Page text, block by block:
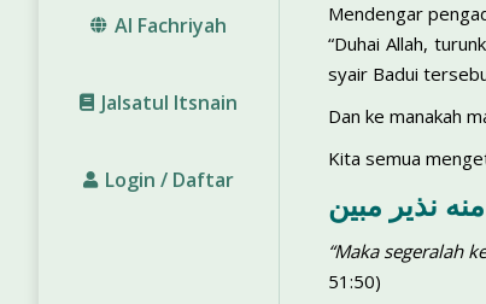
Al Fachriyah
Jalsatul Itsnain
Login / Daftar
Mendengar
“Duhai Allah,
syair Badui
Dan ke manakah
Kita semua
نذير مبين
“Maka segeralah
51:50)